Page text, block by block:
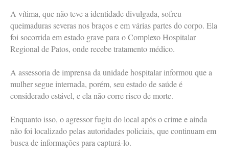
A vítima, que não teve a identidade divulgada, sofreu
queimaduras severas nos braços e em várias partes do corpo. Ela
foi socorrida em estado grave para o Complexo Hospitalar
Regional de Patos, onde recebe tratamento médico.
A assessoria de imprensa da unidade hospitalar informou que a
mulher segue internada, porém, seu estado de saúde é
considerado estável, e ela não corre risco de morte.
Enquanto isso, o agressor fugiu do local após o crime e ainda
não foi localizado pelas autoridades policiais, que continuam em
busca de informações para capturá-lo.